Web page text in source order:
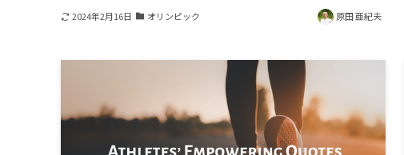
2024年2月16日 オリンピック 原田 亜紀夫